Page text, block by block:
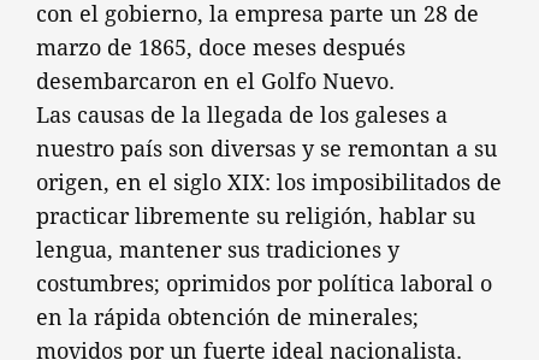
con el gobierno, la empresa parte un 28 de
marzo de 1865, doce meses después
desembarcaron en el Golfo Nuevo.
Las causas de la llegada de los galeses a
nuestro país son diversas y se remontan a su
origen, en el siglo XIX: los imposibilitados de
practicar libremente su religión, hablar su
lengua, mantener sus tradiciones y
costumbres; oprimidos por política laboral o
en la rápida obtención de minerales;
movidos por un fuerte ideal nacionalista.